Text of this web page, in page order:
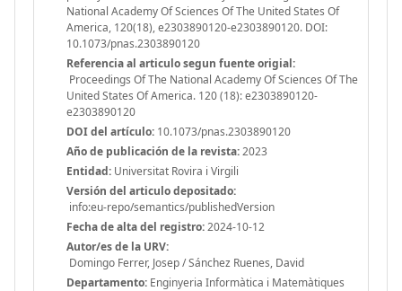
National Academy Of Sciences Of The United States Of
America, 120(18), e2303890120-e2303890120. DOI:
10.1073/pnas.2303890120
Referencia al articulo segun fuente origial:
Proceedings Of The National Academy Of Sciences Of The
United States Of America. 120 (18): e2303890120-
e2303890120
DOI del artículo: 10.1073/pnas.2303890120
Año de publicación de la revista:2023
Entidad: Universitat Rovira i Virgili
Versión del articulo depositado:
info:eu-repo/semantics/publishedVersion
Fecha de alta del registro:2024-10-12
Autor/es de la URV:
Domingo Ferrer, Josep / Sánchez Ruenes, David
Departamento: Enginyeria Informàtica i Matemàtiques